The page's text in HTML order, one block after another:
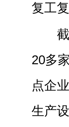
复工
20多
点企
生产